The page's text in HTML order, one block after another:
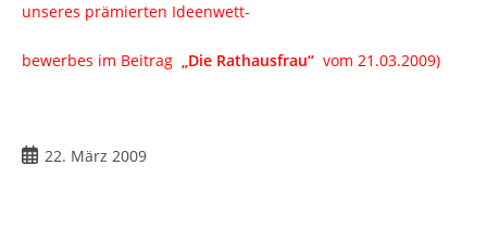
unseres prämierten Ideenwett-
bewerbes im Beitrag „Die Rathausfrau“ vom 21.03.2009)
Beitrag
22. März 2009